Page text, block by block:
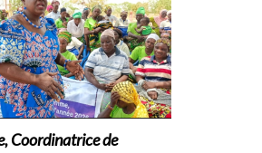
Coordinatrice de